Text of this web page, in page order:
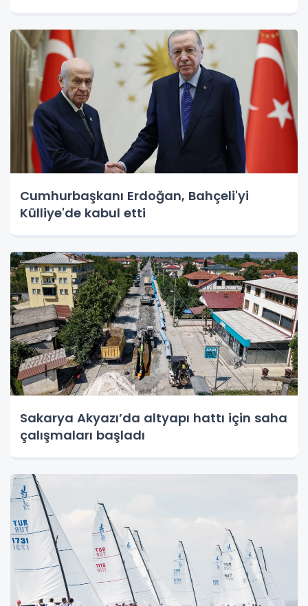
Cumhurbaşkanı Erdoğan, Bahçeli'yi
Külliye'de kabul etti
Sakarya Akyazı’da altyapı hattı için saha
çalışmaları başladı